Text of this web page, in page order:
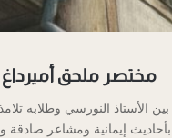
مختصر ملحق أميرداغ
إيمانية ومشاعر صادقة